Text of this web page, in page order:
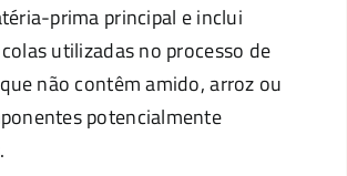
prima principal e inclui
utilizadas no processo de
não contêm amido, arroz ou
potencialmente